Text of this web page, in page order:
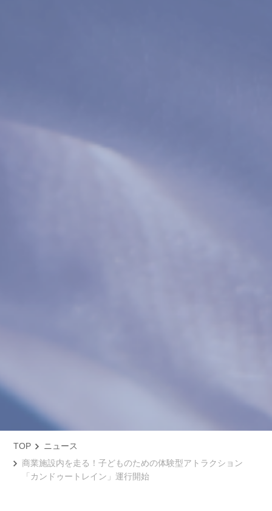
TOP
ニュース
商業施設内を走る！子どものための体験型アトラクション
「カンドゥートレイン」運行開始